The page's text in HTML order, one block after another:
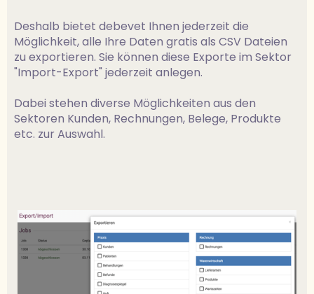
Deshalb bietet debevet Ihnen jederzeit die
Möglichkeit, alle Ihre Daten gratis als CSV Dateien
zu exportieren. Sie können diese Exporte im Sektor
"Import-Export" jederzeit anlegen.
Dabei stehen diverse Möglichkeiten aus den
Sektoren Kunden, Rechnungen, Belege, Produkte
etc. zur Auswahl.